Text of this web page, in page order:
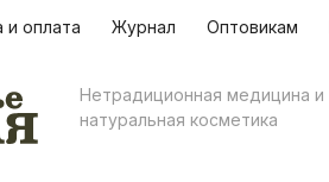
и оплата Журнал Оптовикам
Нетрадиционная медицина и
натуральная косметика